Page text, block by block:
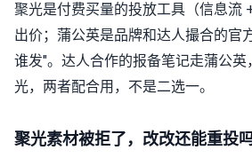
聚光是付费买量的投放工具（信息流
出价；蒲公英是品牌和达人撮合的官
谁发"。达人合作的报备笔记走蒲公英
光，两者配合用，不是二选一。
聚光素材被拒了，改改还能重投吗